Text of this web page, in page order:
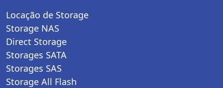
Locação de Storage
Storage NAS
Direct Storage
Storages SATA
Storages SAS
Storage All Flash